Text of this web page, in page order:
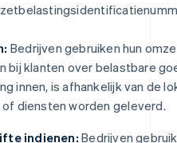
Bedrijven gebruiken hun
bij klanten over belastbare
innen, is afhankelijk van de
diensten worden geleverd.
indienen: Bedrijven